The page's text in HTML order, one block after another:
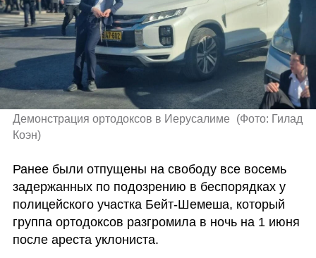
Демонстрация ортодоксов в Иерусалиме (Фото: Гилад
Коэн)
Ранее были отпущены на свободу все восемь
задержанных по подозрению в беспорядках у
полицейского участка Бейт-Шемеша, который
группа ортодоксов разгромила в ночь на 1 июня
после ареста уклониста.